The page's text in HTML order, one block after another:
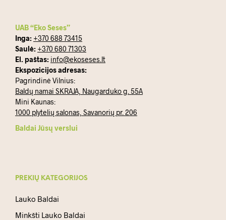
UAB “Eko Seses”
Inga: +370 688 73415
Saulė: +370 680 71303
El. paštas: info@ekoseses.lt
Ekspozicijos adresas:
Pagrindinė Vilnius:
Baldų namai SKRAJA, Naugarduko g. 55A
Mini Kaunas:
1000 plytelių salonas, Savanorių pr. 206
Baldai Jūsų verslui
PREKIŲ KATEGORIJOS
Lauko Baldai
Minkšti Lauko Baldai